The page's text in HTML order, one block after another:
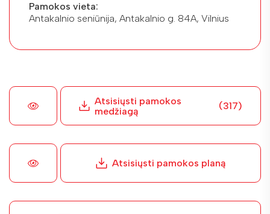
Pamokos vieta:
Antakalnio seniūnija, Antakalnio g. 84A, Vilnius
Atsisiųsti pamokos
medžiagą
(317)
Atsisiųsti pamokos planą